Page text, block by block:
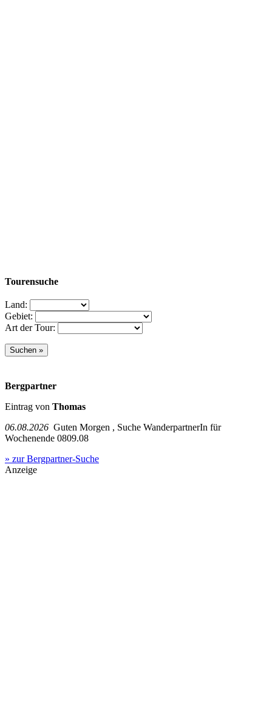
Tourensuche
Land:
Gebiet:
Art der Tour:
Bergpartner
Eintrag von Thomas
06.08.2026 Guten Morgen , Suche WanderpartnerIn für
Wochenende 0809.08
» zur Bergpartner-Suche
Anzeige